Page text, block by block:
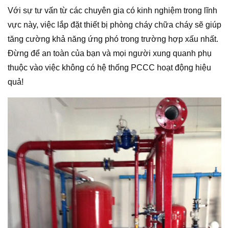
Với sự tư vấn từ các chuyên gia có kinh nghiệm trong lĩnh
vực này, việc lắp đặt thiết bị phòng cháy chữa cháy sẽ giúp
tăng cường khả năng ứng phó trong trường hợp xấu nhất.
Đừng để an toàn của bạn và mọi người xung quanh phụ
thuộc vào việc không có hệ thống PCCC hoạt động hiệu
quả!